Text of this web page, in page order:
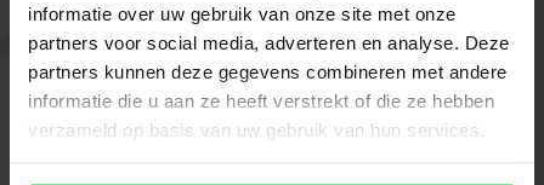
informatie over uw gebruik van onze site met onze
partners voor social media, adverteren en analyse. Deze
partners kunnen deze gegevens combineren met andere
informatie die u aan ze heeft verstrekt of die ze hebben
verzameld op basis van uw gebruik van hun services.
1000m2